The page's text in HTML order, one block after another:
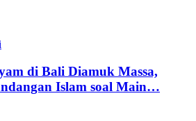
di Bali Diamuk Massa,
Islam soal Main…